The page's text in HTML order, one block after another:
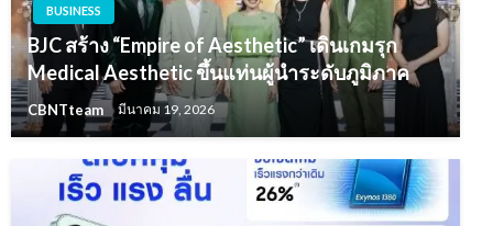
BUSINESS
BJC สร้าง “Empire of Aesthetic” เดินเกมรุก
Medical Aesthetic ขึ้นแท่นผู้นำระดับภูมิภาค
CBNTteam มีนาคม 19, 2026